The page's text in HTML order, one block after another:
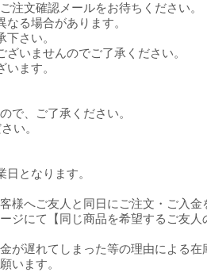
注文確認メールをお待ちください。
る場合があります。
さい。
いませんのでご了承ください。
ます。
で、ご了承ください。
い。
となります。
へご友人と同日にご注文・ご入金
ジにて【同じ商品を希望するご友
が遅れてしまった等の理由による
います。